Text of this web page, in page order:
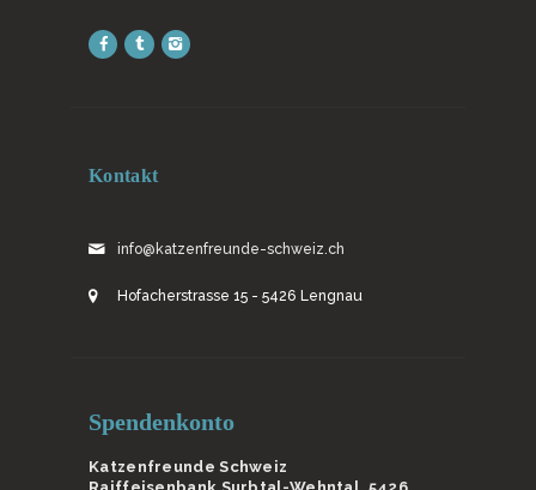
Kontakt
info@katzenfreunde-schweiz.ch
Hofacherstrasse 15 - 5426 Lengnau
Spendenkonto
Katzenfreunde Schweiz